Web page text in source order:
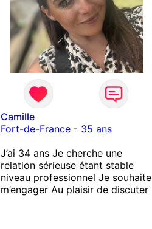
Camille
Fort-de-France- 35 ans
J’ai 34 ans Je cherche une
relation sérieuse étant stable
niveau professionnel Je souhaite
m’engager Au plaisir de discuter